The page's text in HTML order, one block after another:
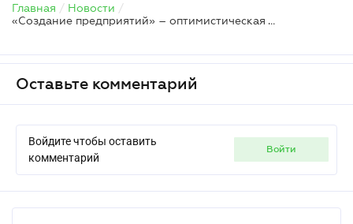
Главная / Новости /
«Создание предприятий» – оптимистическая тема номера «БУХГАЛТЕР&ЗАКОН» № 28
Оставьте комментарий
Войдите чтобы оставить
комментарий
войти